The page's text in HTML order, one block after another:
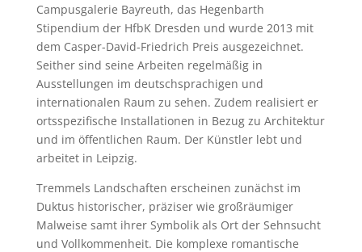
Campusgalerie Bayreuth, das Hegenbarth
Stipendium der HfbK Dresden und wurde 2013 mit
dem Casper-David-Friedrich Preis ausgezeichnet.
Seither sind seine Arbeiten regelmäßig in
Ausstellungen im deutschsprachigen und
internationalen Raum zu sehen. Zudem realisiert er
ortsspezifische Installationen in Bezug zu Architektur
und im öffentlichen Raum. Der Künstler lebt und
arbeitet in Leipzig.
Tremmels Landschaften erscheinen zunächst im
Duktus historischer, präziser wie großräumiger
Malweise samt ihrer Symbolik als Ort der Sehnsucht
und Vollkommenheit. Die komplexe romantische